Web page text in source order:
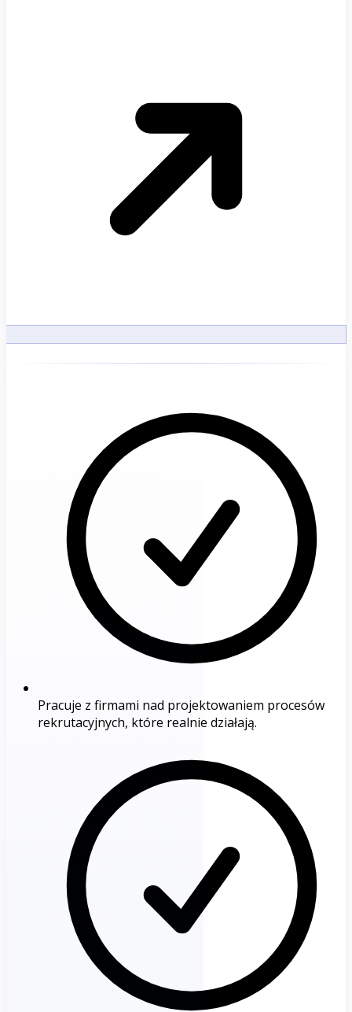
Pracuje z firmami nad projektowaniem procesów
rekrutacyjnych, które realnie działają.